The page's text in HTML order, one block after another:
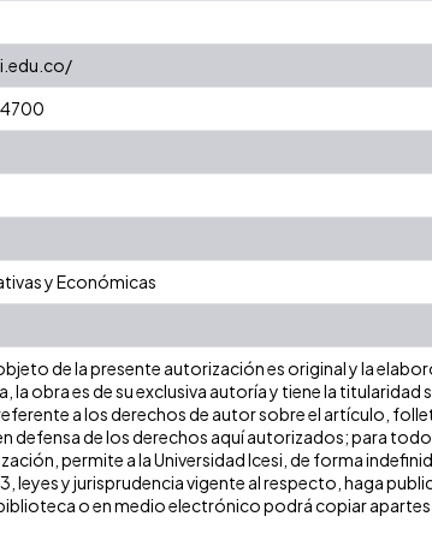
y Económicas
de la presente autorización es original y la
obra es de su exclusiva autoría y tiene la titularidad
a los derechos de autor sobre el artículo,
defensa de los derechos aquí autorizados; para
permite a la Universidad Icesi, de forma
leyes y jurisprudencia vigente al respecto, haga
o en medio electrónico podrá copiar